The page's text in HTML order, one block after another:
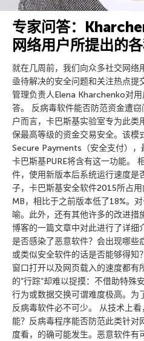
专家问答：
网络用户所提出的
就在几周前，我们向众多社交网络
亟待解决的安全问题和关注热点提
管理负责人Elena Kharchenko对
答。 反病毒软件能否防范资金遭
户而言，卡巴斯基实验室专为此类
保最高等级的资金交易安全。该模
Secure Payments（安全支付），
卡巴斯基PURE将含有这一功能。
件，使用新版本后系统运行速度是
子，卡巴斯基安全软件2015所占
MB，相比于之前版本低了18%。
喻。此外，还有其他许多的改进措
博客的一篇文章中对此进行了详细
是否感染了恶意软件？会出现哪些
或类似安全软件的话是否能够得知
窗口打开以及网页载入的速度都有
的”行踪”却难以捉摸：不借助特殊
行为或数据交换可谓难度极高。为
反病毒软件必不可少。 从技术上
能？反病毒程序能否防范此类针对
度看，的确可能发生。恶意软件有